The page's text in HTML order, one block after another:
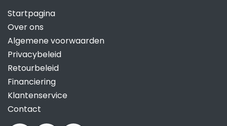
Startpagina
Over ons
Algemene voorwaarden
Privacybeleid
Retourbeleid
Financiering
Klantenservice
Contact